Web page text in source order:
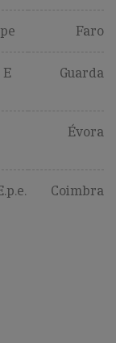
Faro
Guarda
Évora
Coimbra